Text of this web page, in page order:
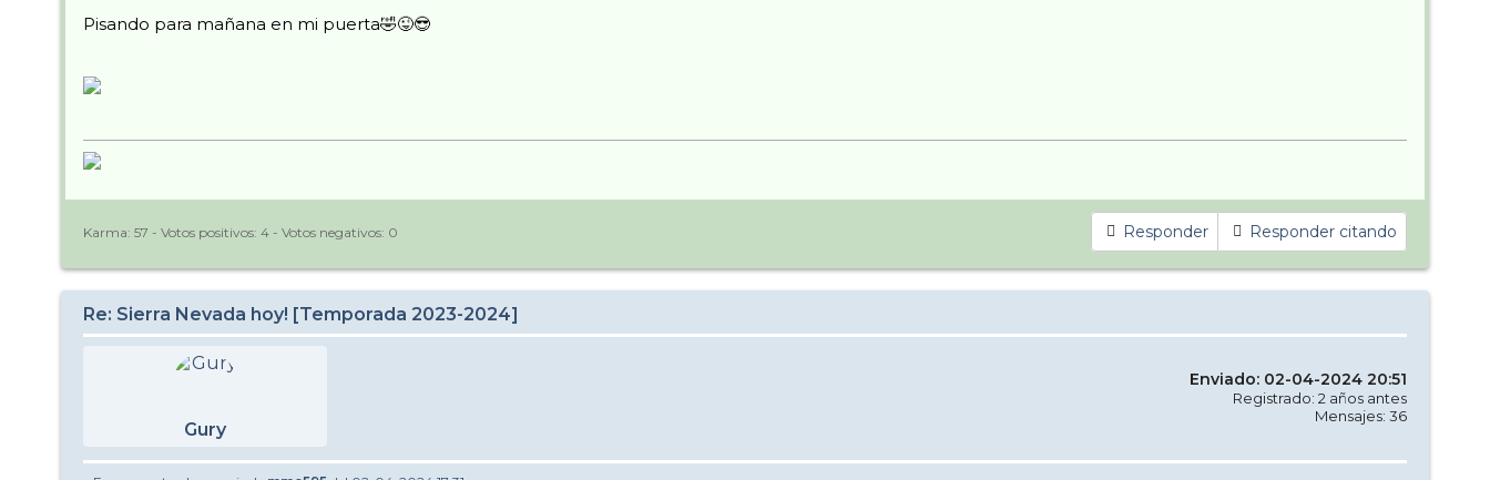
Pisando para mañana en mi puerta🤣😜😎
Responder Responder citando
Karma: 57 - Votos positivos: 4 - Votos negativos: 0
Re: Sierra Nevada hoy! [Temporada 2023-2024]
Gury
Enviado: 02-04-2024 20:51
Registrado: 2 años antes
Mensajes: 36